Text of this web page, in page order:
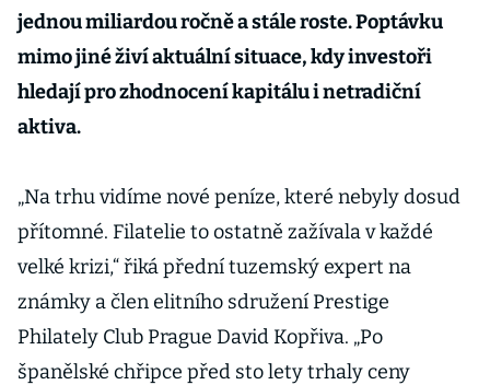
jednou miliardou ročně a stále roste. Poptávku
mimo jiné živí aktuální situace, kdy investoři
hledají pro zhodnocení kapitálu i netradiční
aktiva.
„Na trhu vidíme nové peníze, které nebyly dosud
přítomné. Filatelie to ostatně zažívala v každé
velké krizi,“ řiká přední tuzemský expert na
známky a člen elitního sdružení Prestige
Philately Club Prague David Kopřiva. „Po
španělské chřipce před sto lety trhaly ceny